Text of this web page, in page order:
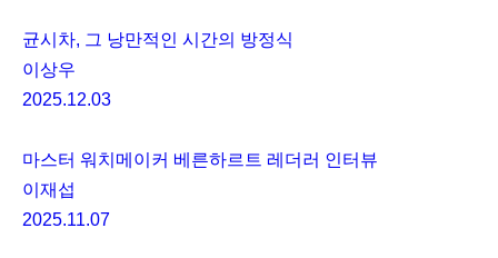
균시차, 그 낭만적인 시간의 방정식
이상우
2025.12.03
마스터 워치메이커 베른하르트 레더러 인터뷰
이재섭
2025.11.07